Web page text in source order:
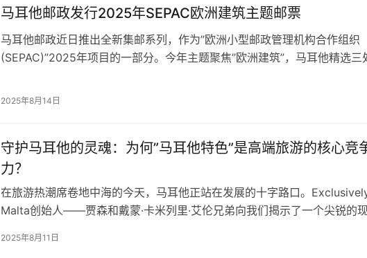
马耳他邮政发行2025年SEPAC欧洲建筑主题邮票
马耳他邮政近日推出全新集邮系列，作为”欧洲小型邮政管理机构合作组织
(SEPAC)”2025年项目的一部分。今年主题聚焦”欧洲建筑”，马耳他精选三
教堂由马耳他骑士团建于1576年，以其镀金穹顶和珍贵艺术品闻名。 姆迪
2025年8月14日
守护马耳他的灵魂：为何”马耳他特色”是高端旅游的核心竞
力？
在旅游热潮席卷地中海的今天，马耳他正站在发展的十字路口。
Malta创始人——贾森和戴蒙·卡米列里·艾伦兄弟向我们揭示了一个尖锐的
2025年前四个月：游客量突破100万，同比增长17% 人均消费：从2024年
2025年8月11日